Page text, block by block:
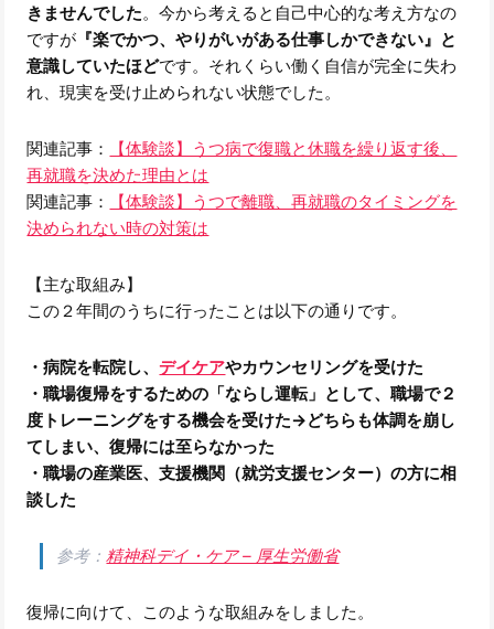
きませんでした。今から考えると自己中心的な考え方なの
ですが 『楽でかつ、やりがいがある仕事しかできない』と
意識していたほどです。それくらい働く自信が完全に失わ
れ、現実を受け止められない状態でした。
関連記事：
【体験談】うつ病で復職と休職を繰り返す後、
再就職を決めた理由とは
関連記事：
【体験談】うつで離職、再就職のタイミングを
決められない時の対策は
【主な取組み】
この２年間のうちに行ったことは以下の通りです。
・病院を転院し、デイケアやカウンセリングを受けた
・職場復帰をするための「ならし運転」として、職場で２
度トレーニングをする機会を受けた→どちらも体調を崩し
てしまい、復帰には至らなかった
・職場の産業医、支援機関（就労支援センター）の方に相
談した
参考：精神科デイ・ケア – 厚生労働省
復帰に向けて、このような取組みをしました。